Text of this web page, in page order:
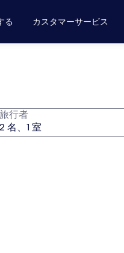
る カスタマーサービス
行者